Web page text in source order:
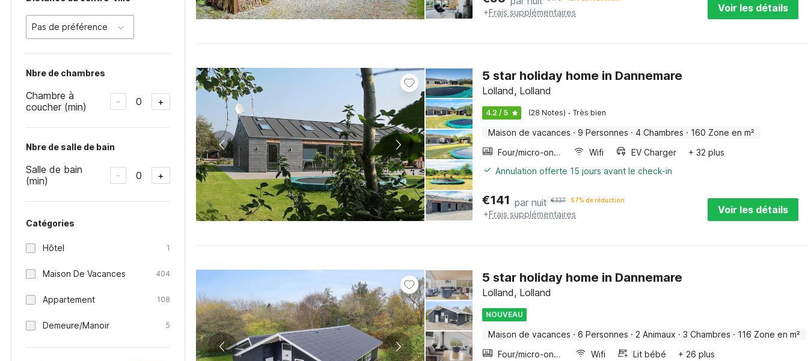
Pas de préférence
Nbre de chambres
Chambre à
coucher (min)
- 0 +
Nbre de salle de bain
Salle de bain
(min)
- 0 +
Catégories
Hôtel 1
Maison De Vacances 404
Appartement 108
Demeure/Manoir 5
+Frais supplémentaires Voir les détails
5 star holiday home in Dannemare
Lolland, Lolland
4.2 / 5 (28 Notes) · Très bien
Maison de vacances · 9 Personnes · 4 Chambres · 160 Zone en m²
Four/micro-onde combinés
Wifi EV Charger
+ 32 plus
Annulation offerte 15 jours avant le check-in
€141 par nuit €337 57% de réduction
+Frais supplémentaires Voir les détails
5 star holiday home in Dannemare
Lolland, Lolland
NOUVEAU
Maison de vacances · 6 Personnes · 2 Animaux · 3 Chambres · 116 Zone en m²
Four/micro-onde combinés
Wifi Lit bébé
+ 26 plus